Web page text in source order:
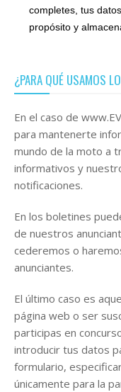
completes, tus
propósito y
¿PARA QUÉ USAMOS
En el caso de
para mantenerte
mundo de la moto a
informativos y
notificaciones.
En los boletines
de nuestros
cederemos o
anunciantes.
El último caso es
página web o ser
participas en
introducir tus datos
formulario,
únicamente para la